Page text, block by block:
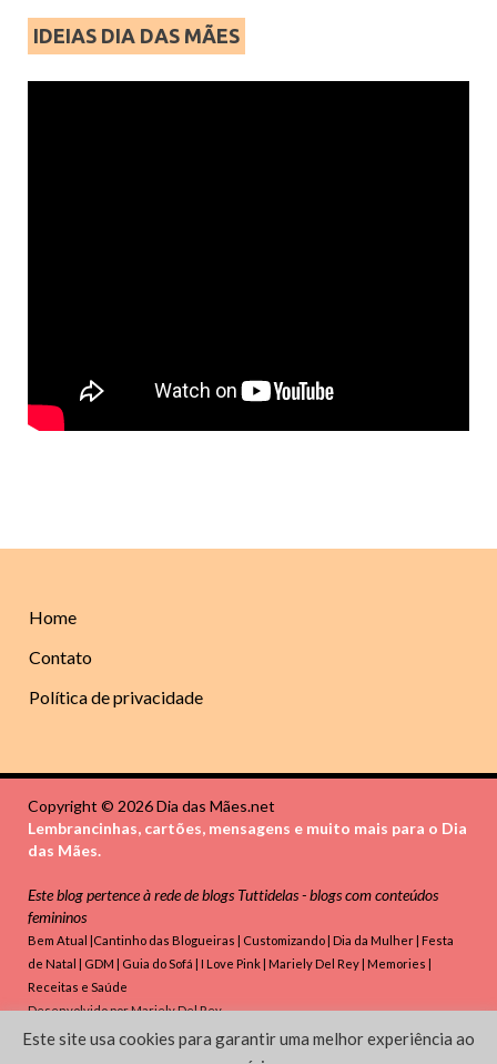
IDEIAS DIA DAS MÃES
Home
Contato
Política de privacidade
Copyright © 2026 Dia das Mães.net
Lembrancinhas, cartões, mensagens e muito mais para o Dia
das Mães.
Este blog pertence à rede de blogsTuttidelas - blogs com conteúdos
femininos
Bem Atual |Cantinho das Blogueiras | Customizando| Dia da Mulher| Festa
de Natal | GDM | Guia do Sofá | I Love Pink| Mariely Del Rey| Memories |
Receitas e Saúde
Desenvolvido porMariely Del Rey
Powered by WordPressandHitMag
Este site usa cookies para garantir uma melhor experiência ao